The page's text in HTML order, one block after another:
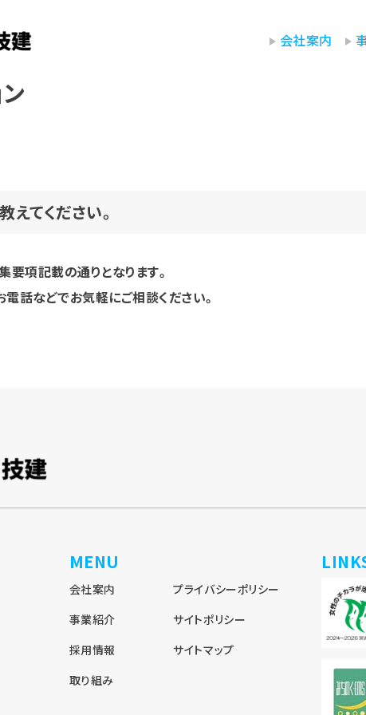
会社案内
ださい。
てください。
要項記載の通りとなります。
話などでお気軽にご相談ください。
MENU
会社案内
事業紹介
採用情報
取り組み
プライバシーポリシー
サイトポリシー
サイトマップ